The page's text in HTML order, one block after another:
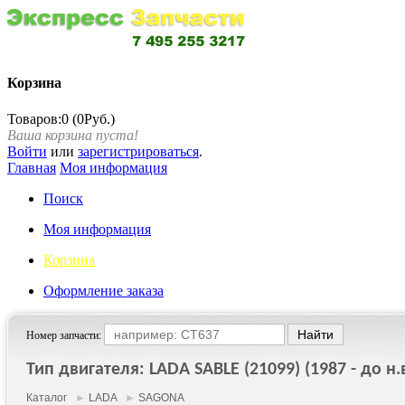
Корзина
Товаров:0 (0Руб.)
Ваша корзина пуста!
Войти или зарегистрироваться.
Главная Моя информация
Поиск
Моя информация
Корзина
Оформление заказа
Номер запчасти:
Тип двигателя: LADA SABLE (21099) (1987 - до
Каталог ► LADA► SAGONA